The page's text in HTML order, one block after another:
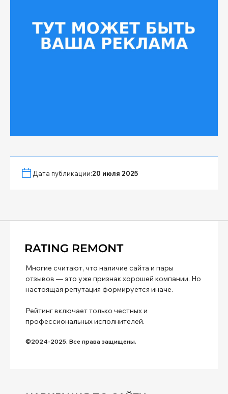
Дата публикации:20 июля 2025
Многие считают, что наличие сайта и пары
отзывов — это уже признак хорошей компании. Но
настоящая репутация формируется иначе.
Рейтинг включает только честных и
профессиональных исполнителей.
©2024-2025. Все права защищены.